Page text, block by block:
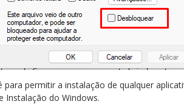
para permitir a instalação de qualquer
Instalação do Windows.